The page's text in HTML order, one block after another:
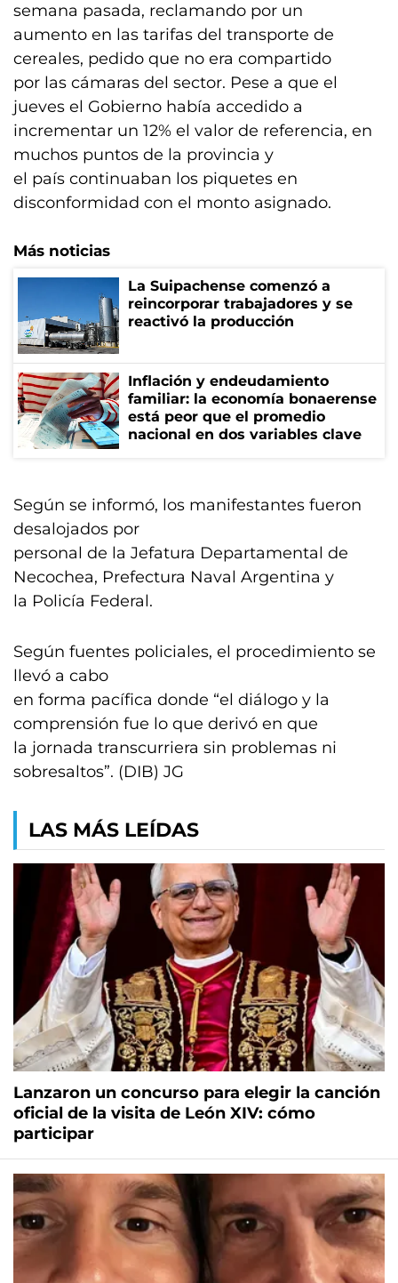
semana pasada, reclamando por un
aumento en las tarifas del transporte de
cereales, pedido que no era compartido
por las cámaras del sector. Pese a que el
jueves el Gobierno había accedido a
incrementar un 12% el valor de referencia, en
muchos puntos de la provincia y
el país continuaban los piquetes en
disconformidad con el monto asignado.
Más noticias
La Suipachense comenzó a
reincorporar trabajadores y se
reactivó la producción
Inflación y endeudamiento
familiar: la economía bonaerense
está peor que el promedio
nacional en dos variables clave
Según se informó, los manifestantes fueron
desalojados por
personal de la Jefatura Departamental de
Necochea, Prefectura Naval Argentina y
la Policía Federal.
Según fuentes policiales, el procedimiento se
llevó a cabo
en forma pacífica donde “el diálogo y la
comprensión fue lo que derivó en que
la jornada transcurriera sin problemas ni
sobresaltos”. (DIB) JG
LAS MÁS LEÍDAS
Lanzaron un concurso para elegir la canción
oficial de la visita de León XIV: cómo
participar